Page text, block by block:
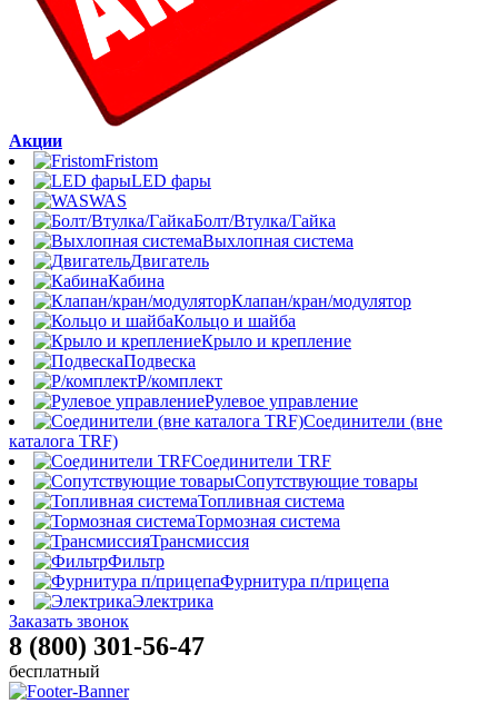
Акции
Fristom
LED фары
WAS
Болт/Втулка/Гайка
Выхлопная система
Двигатель
Кабина
Клапан/кран/модулятор
Кольцо и шайба
Крыло и крепление
Подвеска
Р/комплект
Рулевое управление
Соединители (вне
каталога TRF)
Соединители TRF
Сопутствующие товары
Топливная система
Тормозная система
Трансмиссия
Фильтр
Фурнитура п/прицепа
Электрика
Заказать звонок
8 (800) 301-56-47
бесплатный